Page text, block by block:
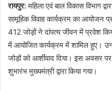
रायपुर:महिला एवं बाल विकास विभाग
सामूहिक विवाह कार्यक्रम का आयोजन
412 जोड़ों ने दांपत्य जीवन में प्रवेश
में आयोजित कार्यक्रम में शामिल हुए।
जोड़ों को आर्शीवाद दिया। इस अवसर
शुभारंभ मुख्यमंत्री द्वारा किया गया।